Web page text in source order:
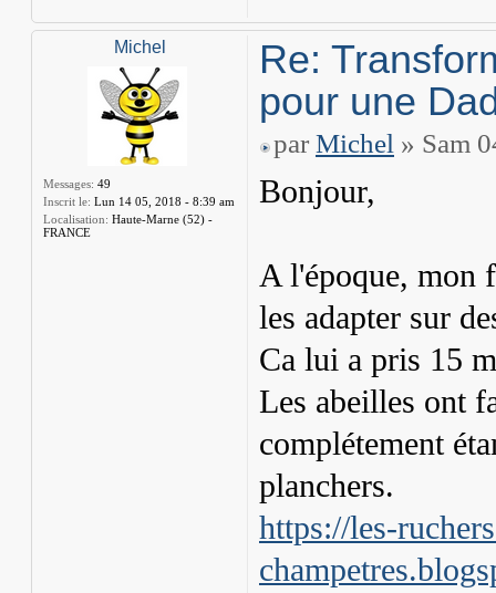
Michel
Messages: 49
Inscrit le: Lun 14 05, 2018 - 8:39 am
Localisation: Haute-Marne (52) -
FRANCE
Re:
pour une
par Michel » Sam
Bonjour,
A l'époque, mon
les adapter sur
Ca lui a pris 15
Les abeilles ont
complétement
planchers.
https://les-